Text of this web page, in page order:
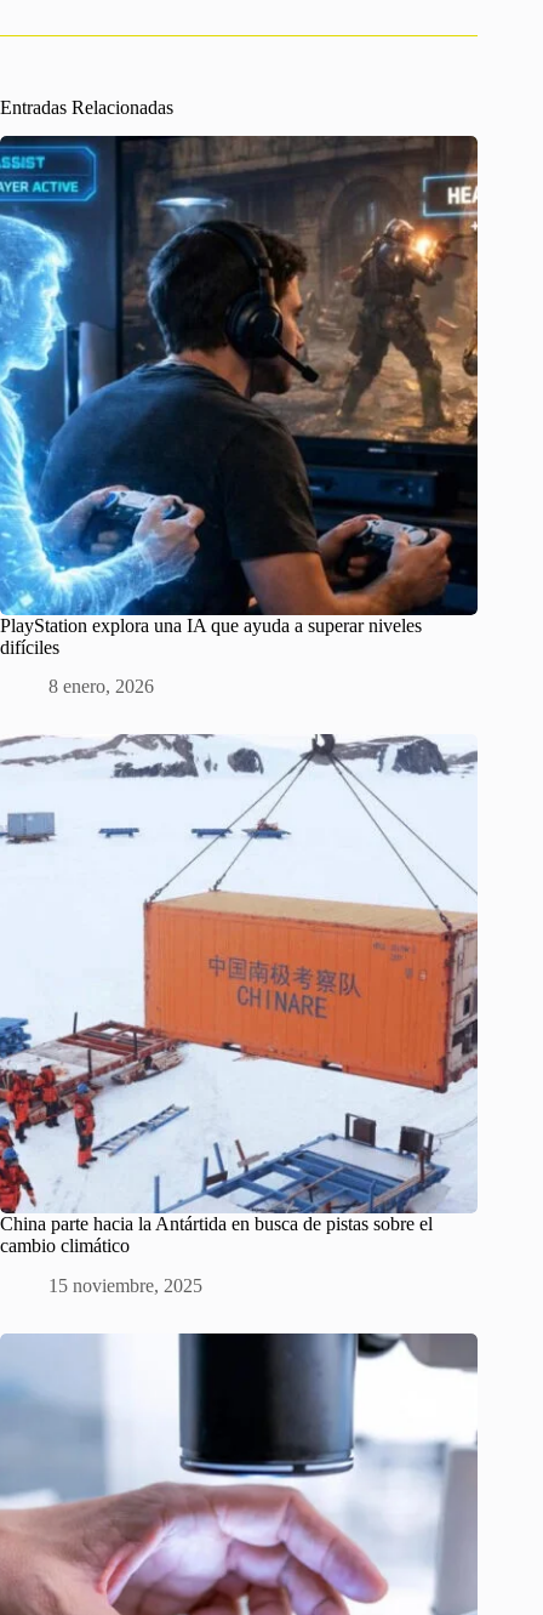
Entradas Relacionadas
PlayStation explora una IA que ayuda a superar niveles
difíciles
8 enero, 2026
China parte hacia la Antártida en busca de pistas sobre el
cambio climático
15 noviembre, 2025